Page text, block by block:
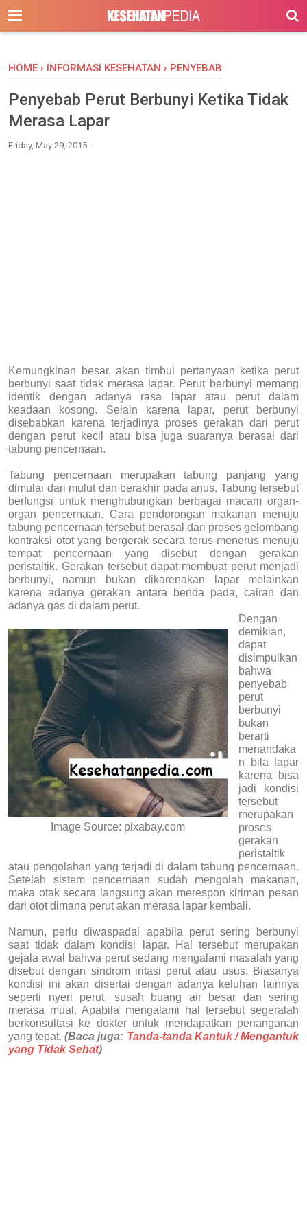
-->
HOME › INFORMASI KESEHATAN › PENYEBAB
Penyebab Perut Berbunyi Ketika Tidak
Merasa Lapar
Friday, May 29, 2015
Kemungkinan besar, akan timbul pertanyaan ketika perut
berbunyi saat tidak merasa lapar. Perut berbunyi memang
identik dengan adanya rasa lapar atau perut dalam
keadaan kosong. Selain karena lapar, perut berbunyi
disebabkan karena terjadinya proses gerakan dari perut
dengan perut kecil atau bisa juga suaranya berasal dari
tabung pencernaan.
Tabung pencernaan merupakan tabung panjang yang
dimulai dari mulut dan berakhir pada anus. Tabung tersebut
berfungsi untuk menghubungkan berbagai macam organ-
organ pencernaan. Cara pendorongan makanan menuju
tabung pencernaan tersebut berasal dari proses gelombang
kontraksi otot yang bergerak secara terus-menerus menuju
tempat pencernaan yang disebut dengan gerakan
peristaltik. Gerakan tersebut dapat membuat perut menjadi
berbunyi, namun bukan dikarenakan lapar melainkan
karena adanya gerakan antara benda pada, cairan dan
adanya gas di dalam perut.
Image Source: pixabay.com
Dengan
demikian,
dapat
disimpulkan
bahwa
penyebab
perut
berbunyi
bukan
berarti
menandaka
n bila lapar
karena bisa
jadi kondisi
tersebut
merupakan
proses
gerakan
peristaltik
atau pengolahan yang terjadi di dalam tabung pencernaan.
Setelah sistem pencernaan sudah mengolah makanan,
maka otak secara langsung akan merespon kiriman pesan
dari otot dimana perut akan merasa lapar kembali.
Namun, perlu diwaspadai apabila perut sering berbunyi
saat tidak dalam kondisi lapar. Hal tersebut merupakan
gejala awal bahwa perut sedang mengalami masalah yang
disebut dengan sindrom iritasi perut atau usus. Biasanya
kondisi ini akan disertai dengan adanya keluhan lainnya
seperti nyeri perut, susah buang air besar dan sering
merasa mual. Apabila mengalami hal tersebut segeralah
berkonsultasi ke dokter untuk mendapatkan penanganan
yang tepat.(Baca juga: Tanda-tanda Kantuk / Mengantuk
yang Tidak Sehat)